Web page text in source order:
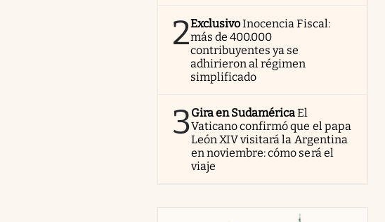
2ExclusivoInocencia Fiscal:
más de 400.000
contribuyentes ya se
adhirieron al régimen
simplificado
3Gira en SudaméricaEl
Vaticano confirmó que el papa
León XIV visitará la Argentina
en noviembre: cómo será el
viaje